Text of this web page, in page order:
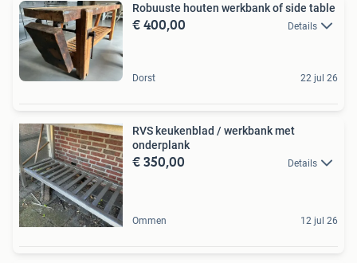
Robuuste houten werkbank of side table
€ 400,00 Details
Dorst 22 jul 26
RVS keukenblad / werkbank met
onderplank
€ 350,00 Details
Ommen 12 jul 26